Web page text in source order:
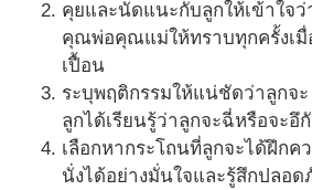
คุยและนัดแนะกับลูกให้เข้าใจว่
คุณพ่อคุณแม่ให้ทราบทุกครั้งเมื่
เปื้อน
ระบุพฤติกรรมให้แน่ชัดว่าลูกจะ
ลูกได้เรียนรู้ว่าลูกจะฉี่หรือจะอึ
เลือกหากระโถนที่ลูกจะได้ฝึกค
นั่งได้อย่างมั่นใจและรู้สึกปล